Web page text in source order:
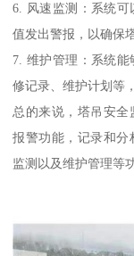
6. 风速监测：系统
值发出警报，以确保
7. 维护管理：系统
修记录、维护计划等
总的来说，塔吊安全
报警功能，记录和分
监测以及维护管理等